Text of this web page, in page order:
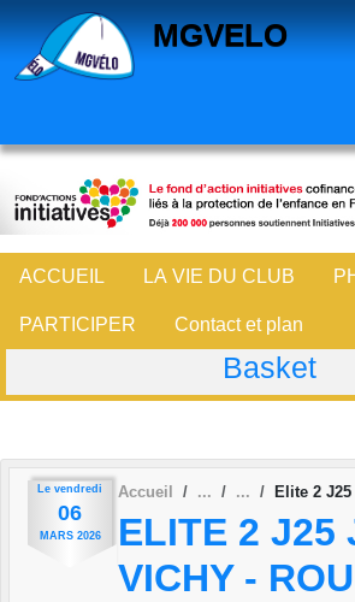
MGVELO
ACCUEIL LA VIE DU CLUB
PARTICIPER Contact et plan
Basket
Le vendredi
06
MARS 2026
Accueil Elite 2
ELITE 2 J25
VICHY -
Panneau de gestion des cookies